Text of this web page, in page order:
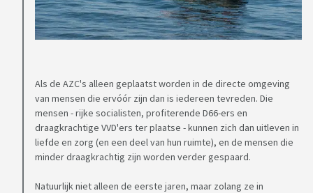
Als de AZC's alleen geplaatst worden in de directe omgeving
van mensen die ervóór zijn dan is iedereen tevreden. Die
mensen - rijke socialisten, profiterende D66-ers en
draagkrachtige VVD'ers ter plaatse - kunnen zich dan uitleven in
liefde en zorg (en een deel van hun ruimte), en de mensen die
minder draagkrachtig zijn worden verder gespaard.
Natuurlijk niet alleen de eerste jaren, maar zolang ze in